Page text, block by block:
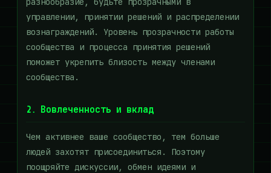
управлении, принятии решений и распределении
вознаграждений. Уровень прозрачности работы
сообщества и процесса принятия решений
поможет укрепить близость между членами
сообщества.
2. Вовлеченность и вклад
Чем активнее ваше сообщество, тем больше
людей захотят присоединиться. Поэтому
поощряйте дискуссии, обмен идеями и